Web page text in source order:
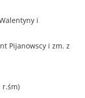
i
Pijanowscy i zm. z
r.śm)